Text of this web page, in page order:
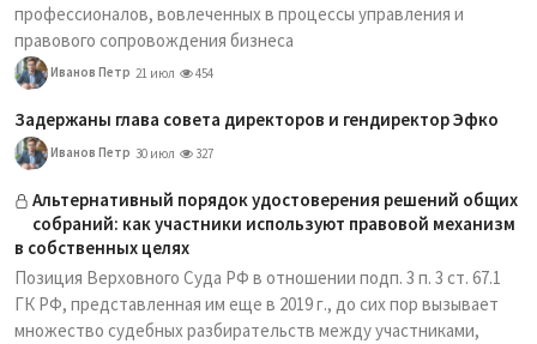
профессионалов, вовлеченных в процессы управления и
правового сопровождения бизнеса
Иванов Петр 21 июл 454
Задержаны глава совета директоров и гендиректор Эфко
Иванов Петр 30 июл 327
Альтернативный порядок удостоверения решений общих
собраний: как участники используют правовой механизм
в собственных целях
Позиция Верховного Суда РФ в отношении подп. 3 п. 3 ст. 67.1
ГК РФ, представленная им еще в 2019 г., до сих пор вызывает
множество судебных разбирательств между участниками,